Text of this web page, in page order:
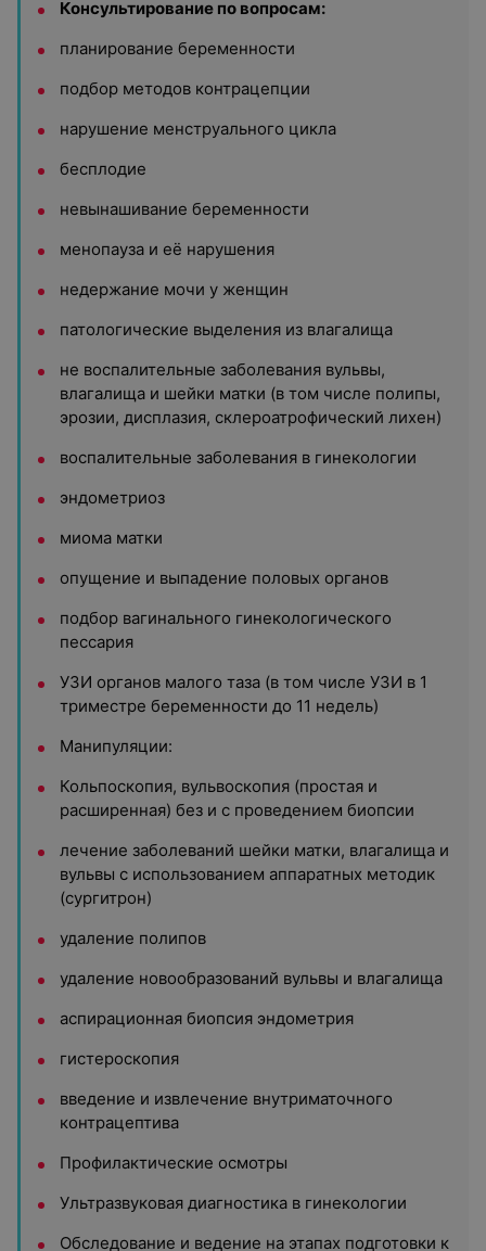
Консультирование по вопросам:
планирование беременности
подбор методов контрацепции
нарушение менструального цикла
бесплодие
невынашивание беременности
менопауза и её нарушения
недержание мочи у женщин
патологические выделения из влагалища
не воспалительные заболевания вульвы,
влагалища и шейки матки (в том числе полипы,
эрозии, дисплазия, склероатрофический лихен)
воспалительные заболевания в гинекологии
эндометриоз
миома матки
опущение и выпадение половых органов
подбор вагинального гинекологического
пессария
УЗИ органов малого таза (в том числе УЗИ в 1
триместре беременности до 11 недель)
Манипуляции:
Кольпоскопия, вульвоскопия (простая и
расширенная) без и с проведением биопсии
лечение заболеваний шейки матки, влагалища и
вульвы с использованием аппаратных методик
(сургитрон)
удаление полипов
удаление новообразований вульвы и влагалища
аспирационная биопсия эндометрия
гистероскопия
введение и извлечение внутриматочного
контрацептива
Профилактические осмотры
Ультразвуковая диагностика в гинекологии
Обследование и ведение на этапах подготовки к